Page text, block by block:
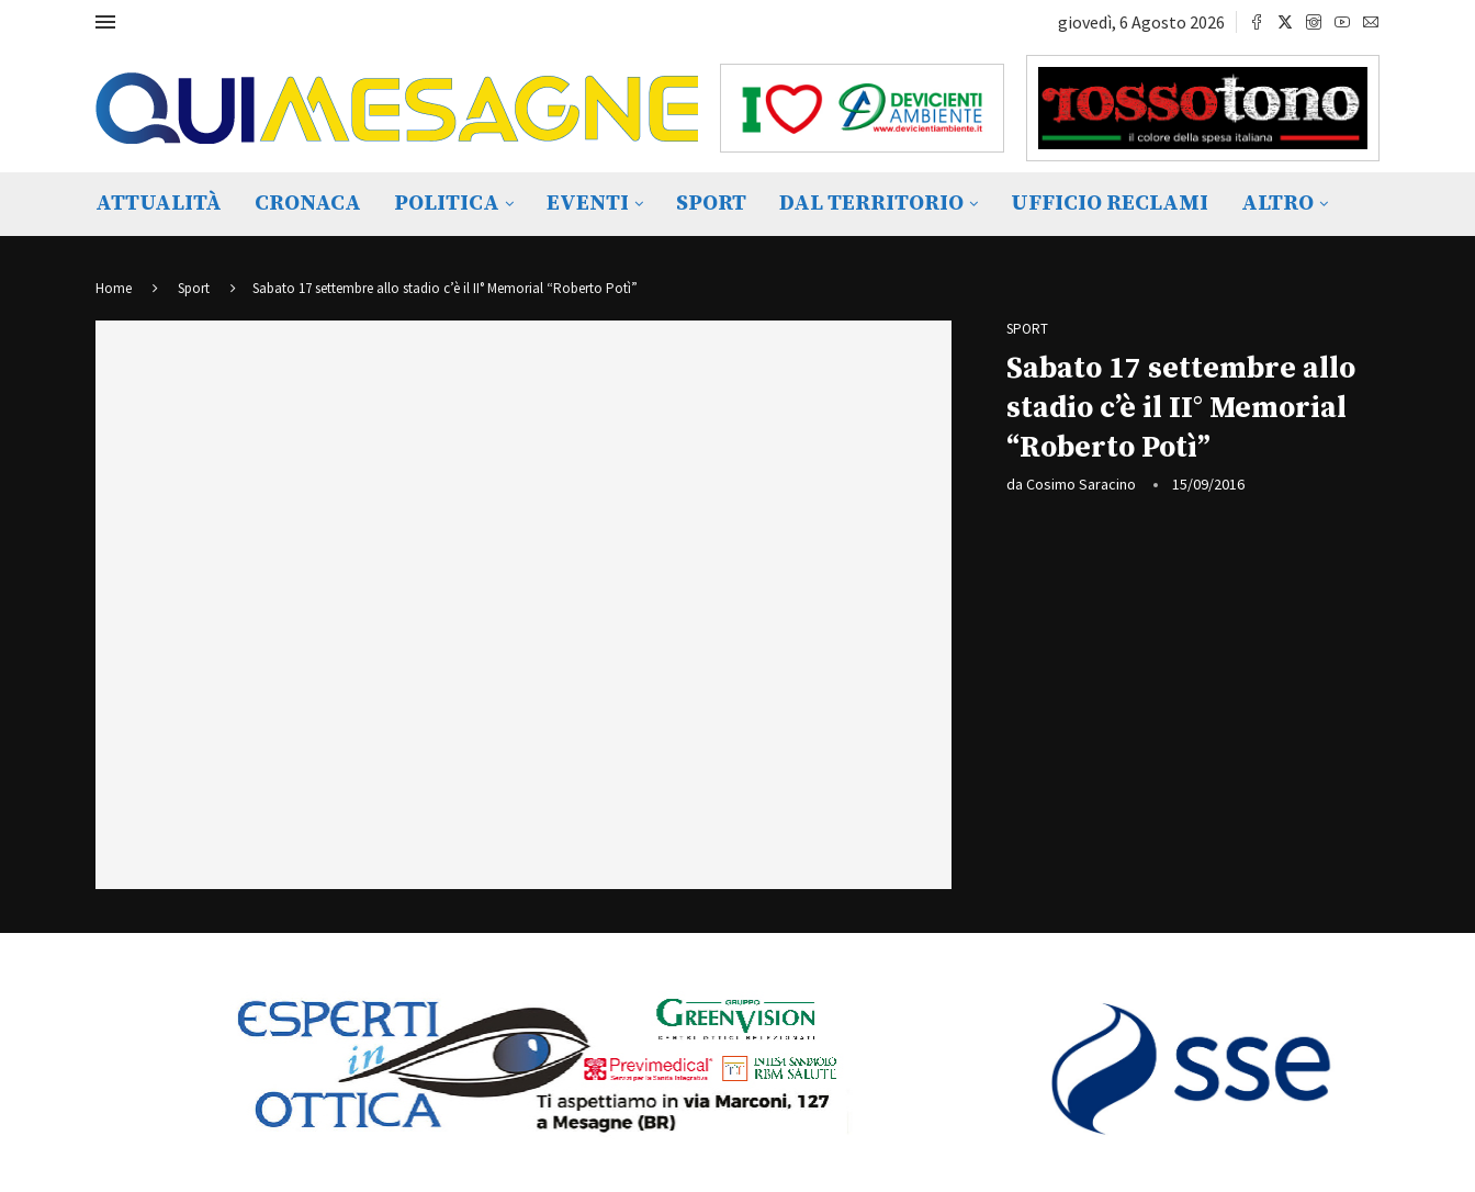
giovedì, 6 Agosto 2026
ATTUALITÀ CRONACA POLITICA EVENTI SPORT DAL TERRITORIO UFFICIO RECLAMI ALTRO
Home Sport Sabato 17 settembre allo stadio c’è il II° Memorial “Roberto Potì”
SPORT
Sabato 17 settembre allo
stadio c’è il II° Memorial
“Roberto Potì”
da Cosimo Saracino 15/09/2016